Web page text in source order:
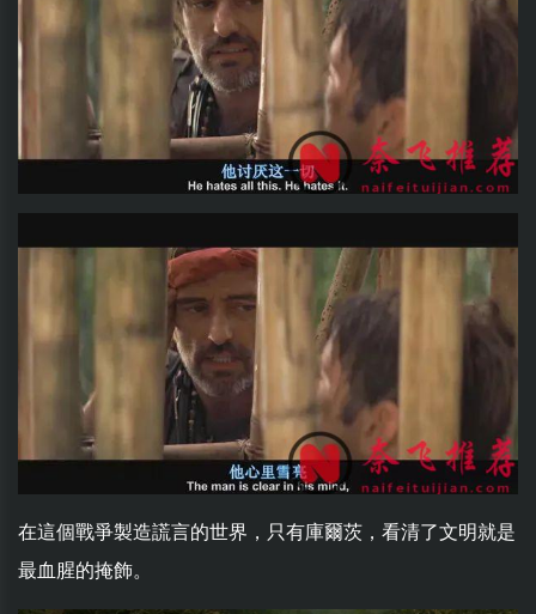
在這個戰爭製造謊言的世界，只有庫爾茨，看清了文明就是
最血腥的掩飾。